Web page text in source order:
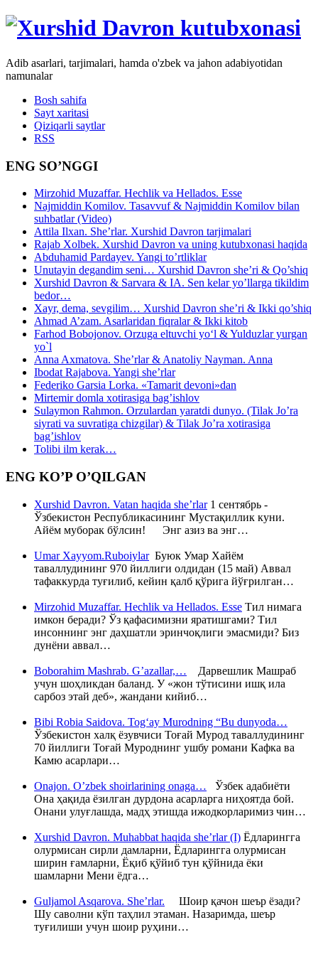
Adib asarlari, tarjimalari, hamda o'zbek va jahon adabiyotidan
namunalar
Bosh sahifa
Sayt xaritasi
Qiziqarli saytlar
RSS
ENG SO’NGGI
Mirzohid Muzaffar. Hechlik va Hellados. Esse
Najmiddin Komilov. Tasavvuf & Najmiddin Komilov bilan
suhbatlar (Video)
Attila Ilxan. She’rlar. Xurshid Davron tarjimalari
Rajab Xolbek. Xurshid Davron va uning kutubxonasi haqida
Abduhamid Pardayev. Yangi to’rtliklar
Unutayin degandim seni… Xurshid Davron she’ri & Qo’shiq
Xurshid Davron & Sarvara & IA. Sen kelar yo’llarga tikildim
bedor…
Xayr, dema, sevgilim… Xurshid Davron she’ri & Ikki qo’shiq
Ahmad A’zam. Asarlaridan fiqralar & Ikki kitob
Farhod Bobojonov. Orzuga eltuvchi yo‘l & Yulduzlar yurgan
yo`l
Anna Axmatova. She’rlar & Anatoliy Nayman. Anna
Ibodat Rajabova. Yangi she’rlar
Federiko Garsia Lorka. «Tamarit devoni»dan
Mirtemir domla xotirasiga bag’ishlov
Sulaymon Rahmon. Orzulardan yaratdi dunyo. (Tilak Jo’ra
siyrati va suvratiga chizgilar) & Tilak Jo’ra xotirasiga
bag’ishlov
Tolibi ilm kerak…
ENG KO’P O’QILGAN
Xurshid Davron. Vatan haqida she’rlar1 сентябрь -
Ўзбекистон Республикасининг Мустақиллик куни.
Айём муборак бўлсин! Энг азиз ва энг…
Umar Xayyom.RuboiylarБуюк Умар Хайём
таваллудининг 970 йиллиги олдидан (15 май) Аввал
тафаккурда туғилиб, кейин қалб қўрига йўғрилган…
Mirzohid Muzaffar. Hechlik va Hellados. Esse Тил нимага
имкон беради? Ўз қафасимизни яратишгами? Тил
инсоннинг энг даҳшатли эринчоқлиги эмасмиди? Биз
дунёни аввал…
Boborahim Mashrab. G’azallar,… Дарвешлик Машраб
учун шоҳликдан баланд. У «жон тўтисини ишқ ила
сарбоз этай деб», жандани кийиб…
Bibi Robia Saidova. Tog‘ay Murodning “Bu dunyoda…
Ўзбекистон халқ ёзувчиси Тоғай Мурод таваллудининг
70 йиллиги Тоғай Муроднинг ушбу романи Кафка ва
Камю асарлари…
Onajon. O’zbek shoirlarining onaga… Ўзбек адабиёти
Она ҳақида ёзилган дурдона асарларга ниҳоятда бой.
Онани улуғлашда, мадҳ этишда ижодкорларимиз чин…
Xurshid Davron. Muhabbat haqida she’rlar (I) Ёдларингга
олурмисан сирли дамларни, Ёдларингга олурмисан
ширин ғамларни, Ёқиб қўйиб тун қўйнида ёки
шамларни Мени ёдга…
Guljamol Asqarova. She’rlar. Шоир қачон шеър ёзади?
Шу саволни кўп таҳлил этаман. Назаримда, шеър
туғилиши учун шоир руҳини…